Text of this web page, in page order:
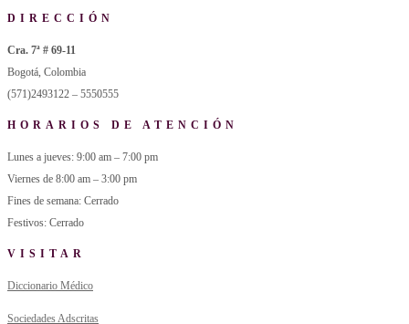
DIRECCIÓN
Cra. 7ª # 69-11
Bogotá, Colombia
(571)2493122 – 5550555
HORARIOS DE ATENCIÓN
Lunes a jueves: 9:00 am – 7:00 pm
Viernes de 8:00 am – 3:00 pm
Fines de semana: Cerrado
Festivos: Cerrado
VISITAR
Diccionario Médico
Sociedades Adscritas